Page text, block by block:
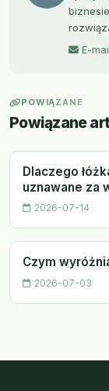
E-
POWIĄZANE
Powiązane
Dlaczego
uznawane za
2026-07-14
Czym
2026-07-03